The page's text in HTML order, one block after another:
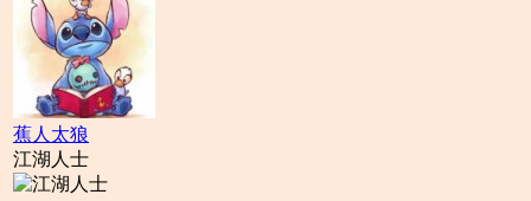
蕉人太狼
江湖人士